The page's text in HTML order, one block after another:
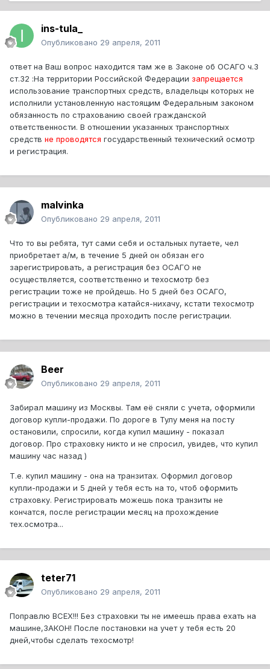
ins-tula_
Опубликовано 29 апреля, 2011
ответ на Ваш вопрос находится там же в Законе об ОСАГО ч.3
ст.32 :На территории Российской Федерации запрещается
использование транспортных средств, владельцы которых не
исполнили установленную настоящим Федеральным законом
обязанность по страхованию своей гражданской
ответственности. В отношении указанных транспортных
средств не проводятся государственный технический осмотр
и регистрация.
malvinka
Опубликовано 29 апреля, 2011
Что то вы ребята, тут сами себя и остальных путаете, чел
приобретает а/м, в течение 5 дней он обязан его
зарегистрировать, а регистрация без ОСАГО не
осуществляется, соответственно и техосмотр без
регистрации тоже не пройдешь. Но 5 дней без ОСАГО,
регистрации и техосмотра катайся-нихачу, кстати техосмотр
можно в течении месяца проходить после регистрации.
Beer
Опубликовано 29 апреля, 2011
Забирал машину из Москвы. Там её сняли с учета, оформили
договор купли-продажи. По дороге в Тулу меня на посту
остановили, спросили, когда купил машину - показал
договор. Про страховку никто и не спросил, увидев, что купил
машину час назад )
Т.е. купил машину - она на транзитах. Оформил договор
купли-продажи и 5 дней у тебя есть на то, чтоб оформить
страховку. Регистрировать можешь пока транзиты не
кончатся, после регистрации месяц на прохождение
тех.осмотра...
teter71
Опубликовано 29 апреля, 2011
Поправлю ВСЕХ!!! Без страховки ты не имеешь права ехать на
машине,ЗАКОН! После постановки на учет у тебя есть 20
дней,чтобы сделать техосмотр!